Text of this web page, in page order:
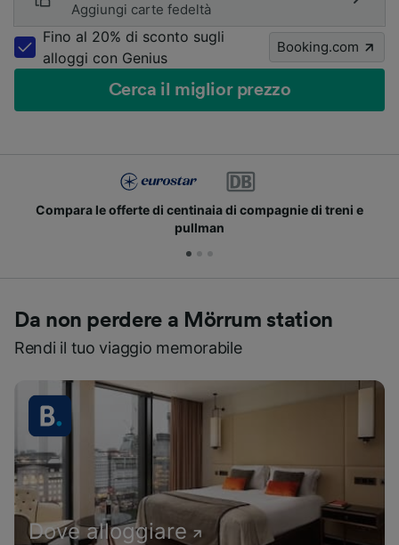
Aggiungi carte fedeltà
Fino al 20% di sconto sugli
alloggi con Genius
Booking.com
Cerca il miglior prezzo
Compara le offerte di centinaia di compagnie di treni e
pullman
Da non perdere a Mörrum station
Rendi il tuo viaggio memorabile
Dove alloggiare